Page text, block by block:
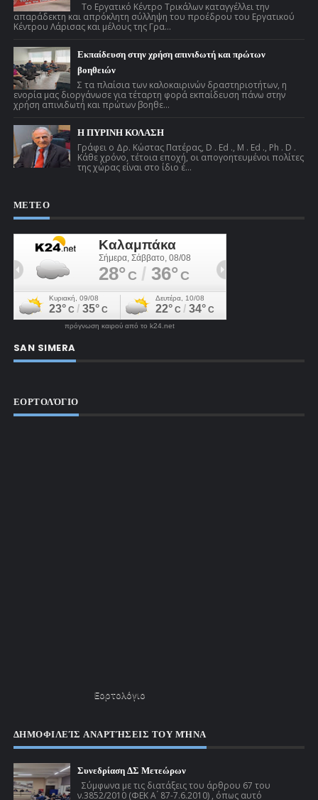
Το Εργατικό Κέντρο Τρικάλων καταγγέλλει την
απαράδεκτη και απρόκλητη σύλληψη του προέδρου του Εργατικού
Κέντρου Λάρισας και μέλους της Γρα...
Εκπαίδευση στην χρήση απινιδωτή και πρώτων
βοηθειών
Σ τα πλαίσια των καλοκαιρινών δραστηριοτήτων, η
ενορία μας διοργάνωσε για τέταρτη φορά εκπαίδευση πάνω στην
χρήση απινιδωτή και πρώτων βοηθε...
Η ΠΥΡΙΝΗ ΚΟΛΑΣΗ
Γράφει ο Δρ. Κώστας Πατέρας, D . Ed ., M . Ed ., Ph . D .
Κάθε χρόνο, τέτοια εποχή, οι απογοητευμένοι πολίτες
της χώρας είναι στο ίδιο έ...
ΜΕΤΕΟ
πρόγνωση καιρού από το k24.net
SAN SIMERA
ΕΟΡΤΟΛΌΓΙΟ
Εορτολόγιο
ΔΗΜΟΦΙΛΕΊΣ ΑΝΑΡΤΉΣΕΙΣ ΤΟΥ ΜΉΝΑ
Συνεδρίαση ΔΣ Μετεώρων
Σύμφωνα με τις διατάξεις του άρθρου 67 του
ν.3852/2010 (ΦΕΚ Α ́ 87-7.6.2010) , όπως αυτό